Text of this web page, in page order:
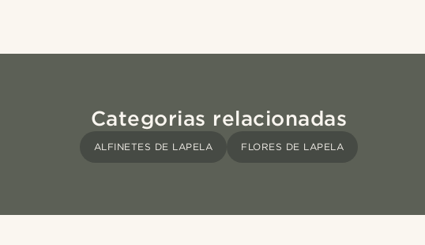
Categorias relacionadas
ALFINETES DE LAPELA FLORES DE LAPELA